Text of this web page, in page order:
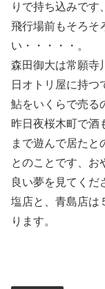
りで持ち込みです
飛行場前もそろそ
い・・・・・。
森田御大は常願寺
日オトリ屋に持つ
鮎をいくらで売る
昨日夜桜木町で酒
まで遊んで居たと
とのことです、お
良い夢を見てくだ
塩店と、青島店は
ります。